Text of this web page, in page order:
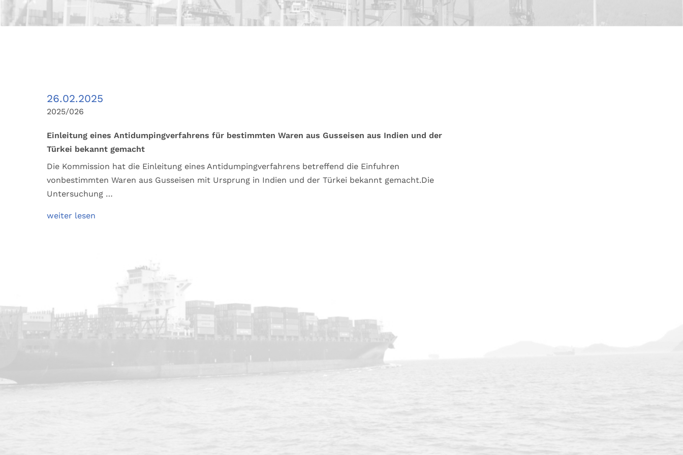
26.02.2025
2025/026
Einleitung eines Antidumpingverfahrens für bestimmten Waren aus Gusseisen aus Indien und der
Türkei bekannt gemacht
Die Kommission hat die Einleitung eines Antidumpingverfahrens betreffend die Einfuhren
vonbestimmten Waren aus Gusseisen mit Ursprung in Indien und der Türkei bekannt gemacht.Die
Untersuchung …
weiter lesen